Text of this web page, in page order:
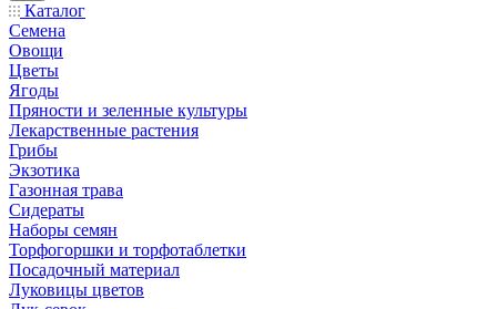
Каталог
Семена
Овощи
Цветы
Ягоды
Пряности и зеленные культуры
Лекарственные растения
Грибы
Экзотика
Газонная трава
Сидераты
Наборы семян
Торфогоршки и торфотаблетки
Посадочный материал
Луковицы цветов